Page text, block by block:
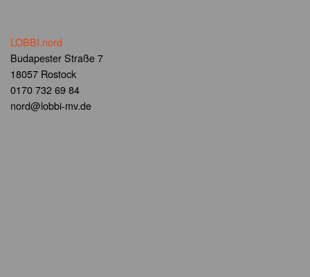
LOBBI.nord
Budapester Straße 7
18057 Rostock
0170 732 69 84
nord@lobbi-mv.de